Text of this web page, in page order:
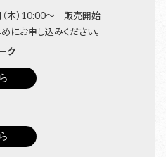
木）10:00～ 販売開始
にお申し込みください。
ク